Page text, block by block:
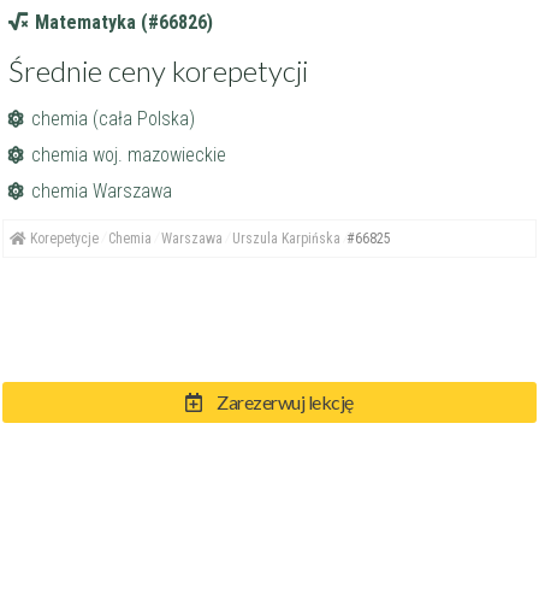
Zarezerwuj lekcję
Matematyka (#66826)
Średnie ceny korepetycji
chemia (cała Polska)
chemia woj. mazowieckie
chemia Warszawa
Korepetycje Chemia Warszawa Urszula Karpińska #66825